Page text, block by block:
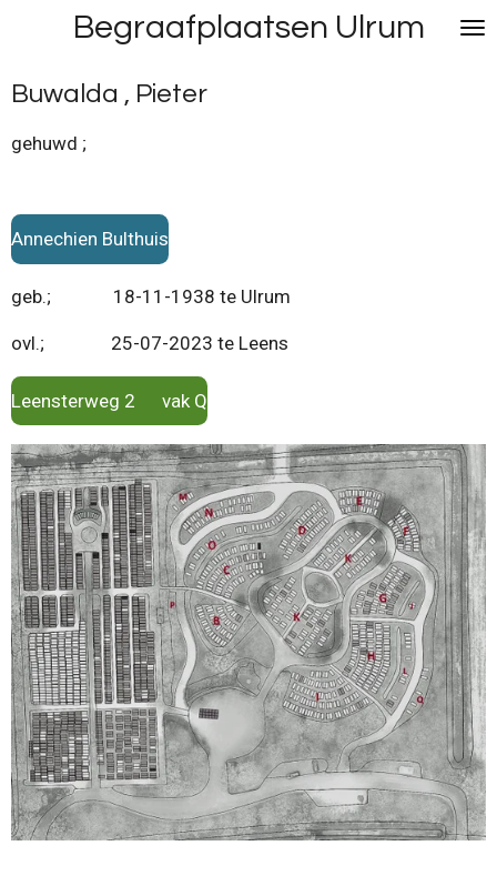
naar
de
hoofdinhoud
Begraafplaatsen Ulrum
Buwalda , Pieter
gehuwd ;
Annechien Bulthuis
geb.; 18-11-1938 te Ulrum
ovl.; 25-07-2023 te Leens
Leensterweg 2 vak Q